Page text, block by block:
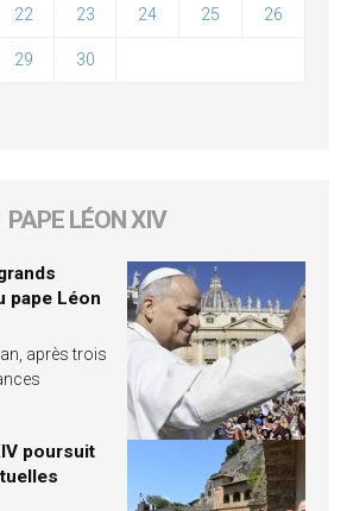
22 23 24 25 26
29 30
PAPE LÉON XIV
pape Léon
après trois
poursuit